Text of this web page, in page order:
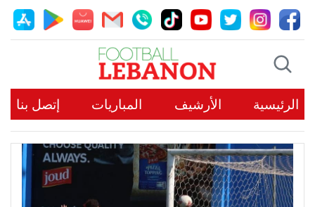
الرئيسية الأرشيف المباريات إتصل بنا